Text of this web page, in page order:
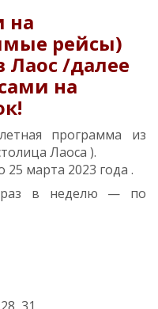
на
рейсы)
Лаос /далее
на
программа из
Лаоса ).
марта 2023 года .
раз в неделю — по